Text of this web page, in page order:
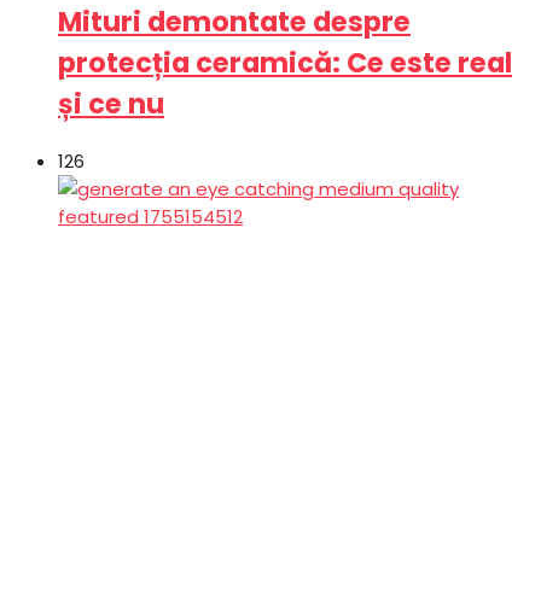
Mituri demontate despre
protecția ceramică: Ce este real
și ce nu
126